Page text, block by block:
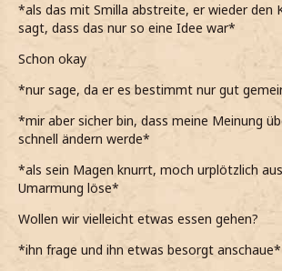
*als das mit Smilla abstreite, er wieder den
sagt, dass das nur so eine Idee war*
Schon okay
*nur sage, da er es bestimmt nur gut
*mir aber sicher bin, dass meine Meinung
schnell ändern werde*
*als sein Magen knurrt, moch urplötzlich
Umarmung löse*
Wollen wir vielleicht etwas essen gehen?
*ihn frage und ihn etwas besorgt anschaue*